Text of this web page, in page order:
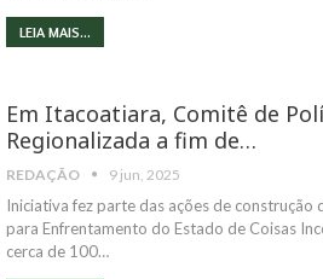
LEIA MAIS...
Em Itacoatiara, Comitê de
Regionalizada a fim de…
REDAÇÃO 9 jun, 2025
Iniciativa fez parte das ações de construção
para Enfrentamento do Estado de Coisas
cerca de 100…